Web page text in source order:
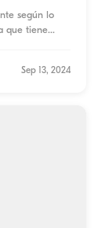
según lo
que tiene...
Sep 13, 2024